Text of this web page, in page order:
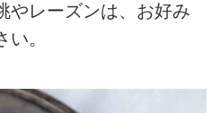
やレーズンは、お好み
。